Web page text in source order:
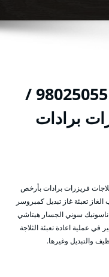
تصليح ثلاجات مشرف / 98025055 /
برادات
فريزرات برادات بأرخص
تعبئة غاز تبديل كمبروسر
سوني الجسار هيتاشي
عملية اعادة تعبئة الثلاجة
والتبديل وغيرها.